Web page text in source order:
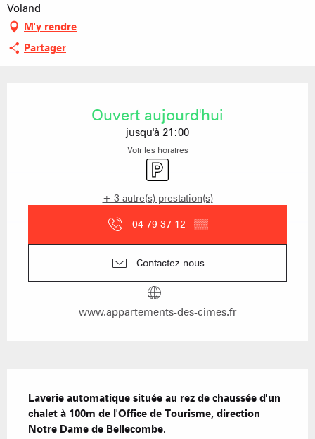
Voland
M'y rendre
Partager
Ouvert aujourd'hui
jusqu'à 21:00
Voir les horaires
Parking
+ 3 autre(s) prestation(s)
04 79 37 12 ▒▒
Contactez-nous
www.appartements-des-cimes.fr
Laverie automatique située au rez de chaussée d'un
chalet à 100m de l'Office de Tourisme, direction
Notre Dame de Bellecombe.